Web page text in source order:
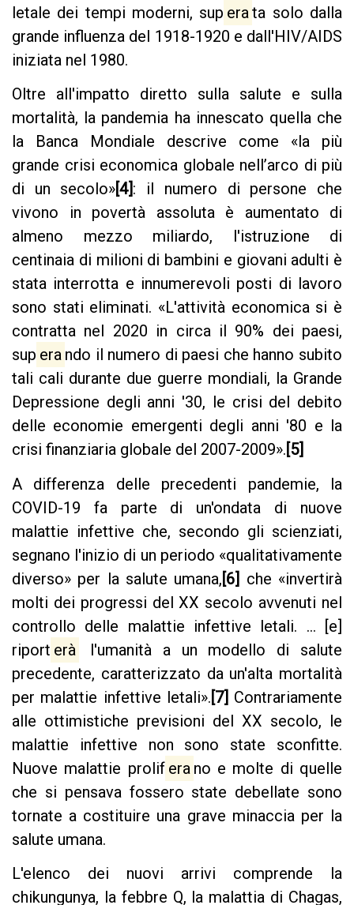
letale dei tempi moderni, sup erata solo dalla
grande influenza del 1918-1920 e dall'HIV/AIDS
iniziata nel 1980.
Oltre all'impatto diretto sulla salute e sulla
mortalità, la pandemia ha innescato quella che
la Banca Mondiale descrive come «la più
grande crisi economica globale nell’arco di più
di un secolo» [4] : il numero di persone che
vivono in povertà assoluta è aumentato di
almeno mezzo miliardo, l'istruzione di
centinaia di milioni di bambini e giovani adulti è
stata interrotta e innumerevoli posti di lavoro
sono stati eliminati. «L'attività economica si è
contratta nel 2020 in circa il 90% dei paesi,
sup era ndo il numero di paesi che hanno subito
tali cali durante due guerre mondiali, la Grande
Depressione degli anni '30, le crisi del debito
delle economie emergenti degli anni '80 e la
crisi finanziaria globale del 2007-2009». [5]
A differenza delle precedenti pandemie, la
COVID-19 fa parte di un'ondata di nuove
malattie infettive che, secondo gli scienziati,
segnano l'inizio di un periodo «qualitativamente
diverso» per la salute umana,[6] che «invertirà
molti dei progressi del XX secolo avvenuti nel
controllo delle malattie infettive letali. ... [e]
riport erà
l'umanità a un modello di salute
precedente, caratterizzato da un'alta mortalità
per malattie infettive letali».[7] Contrariamente
alle ottimistiche previsioni del XX secolo, le
malattie infettive non sono state sconfitte.
Nuove malattie prolif era no e molte di quelle
che si pensava fossero state debellate sono
tornate a costituire una grave minaccia per la
salute umana.
L'elenco dei nuovi arrivi comprende la
chikungunya, la febbre Q, la malattia di Chagas,